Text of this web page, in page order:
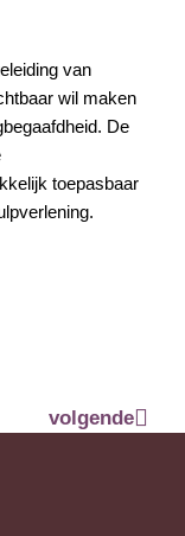
van
wil maken
De
toepasbaar
volgende